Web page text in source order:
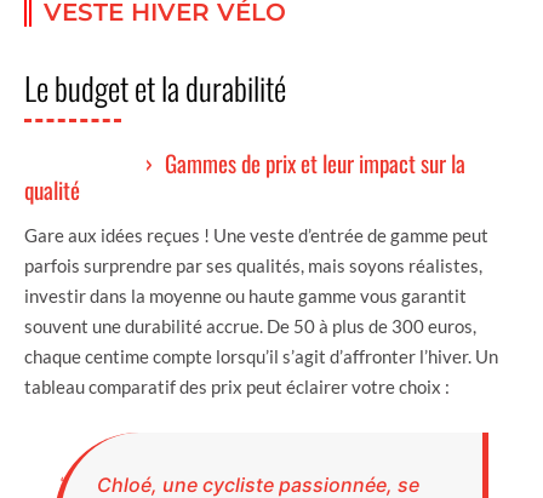
VESTE HIVER VÉLO
Le budget et la durabilité
Gammes de prix et leur impact sur la
qualité
Gare aux idées reçues ! Une veste d’entrée de gamme peut
parfois surprendre par ses qualités, mais soyons réalistes,
investir dans la moyenne ou haute gamme vous garantit
souvent une durabilité accrue. De 50 à plus de 300 euros,
chaque centime compte lorsqu’il s’agit d’affronter l’hiver. Un
tableau comparatif des prix peut éclairer votre choix :
Chloé, une cycliste passionnée, se